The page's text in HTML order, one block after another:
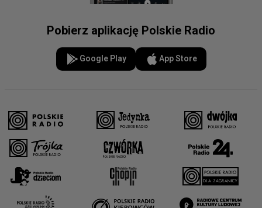
Pobierz aplikację Polskie Radio
Google Play App Store